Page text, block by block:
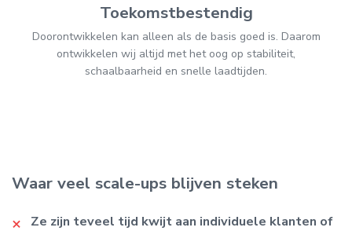
Toekomstbestendig
Doorontwikkelen kan alleen als de basis goed is. Daarom
ontwikkelen wij altijd met het oog op stabiliteit,
schaalbaarheid en snelle laadtijden.
Waar veel scale-ups blijven steken
Ze zijn teveel tijd kwijt aan individuele klanten of